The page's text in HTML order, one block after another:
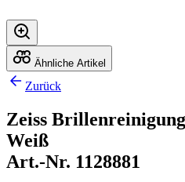
Ähnliche Artikel
Zurück
Zeiss
Weiß
Art.-Nr. 1128881